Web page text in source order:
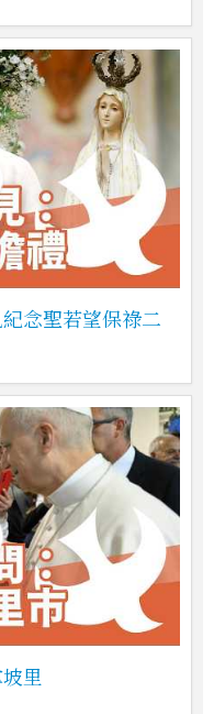
念聖若望保祿二
里